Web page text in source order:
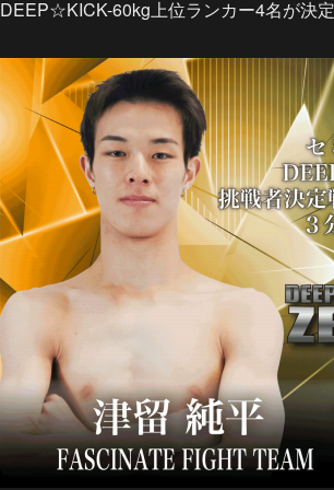
DEEP☆KICK-60kg上位ランカー4名が決